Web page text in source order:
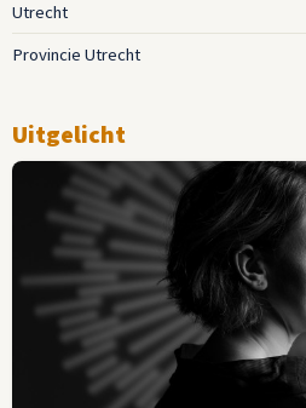
Utrecht
Provincie Utrecht
Uitgelicht